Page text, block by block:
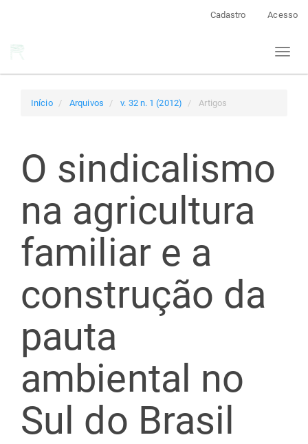
Cadastro Acesso
Toggle
Início Arquivos v. 32 n. 1 (2012) Artigos
O sindicalismo
na agricultura
familiar e a
construção da
pauta
ambiental no
Sul do Brasil